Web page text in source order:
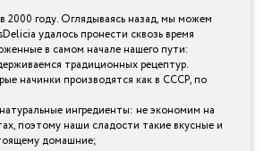
2000 году. Оглядываясь назад, мы можем
удалось пронести сквозь время
в самом начале нашего пути:
традиционных рецептур.
начинки производятся как в СССР, по
ингредиенты: не экономим на
поэтому наши сладости такие вкусные и
домашние;